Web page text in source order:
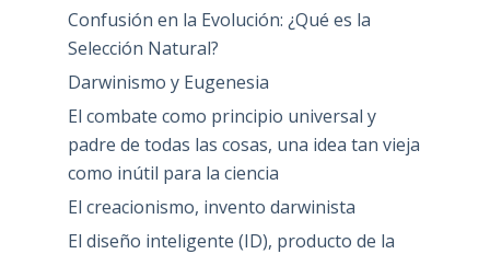
Confusión en la Evolución: ¿Qué es la
Selección Natural?
Darwinismo y Eugenesia
El combate como principio universal y
padre de todas las cosas, una idea tan vieja
como inútil para la ciencia
El creacionismo, invento darwinista
El diseño inteligente (ID), producto de la